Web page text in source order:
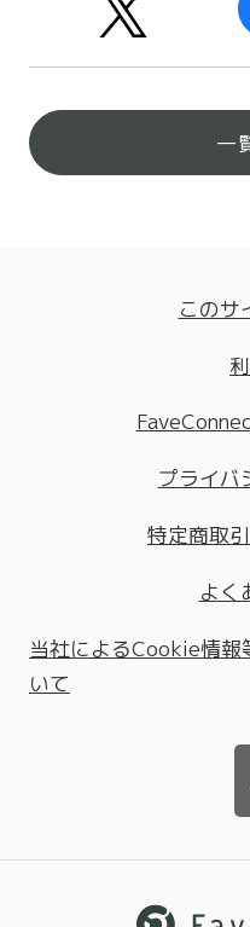
一
このサ
プライバ
特定商取
よく
当社によるCookie情報
いて